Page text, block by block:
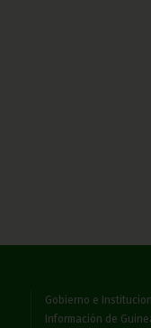
Gobierno e
Información de